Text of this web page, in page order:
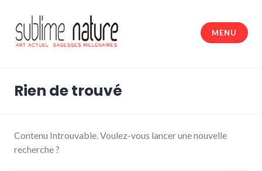
contenu
principal
MENU
Rien de trouvé
Contenu Introuvable. Voulez-vous lancer une nouvelle
recherche ?